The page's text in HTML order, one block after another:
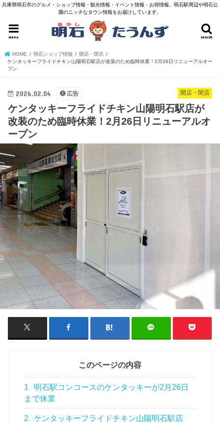
兵庫県明石市のグルメ・ショップ情報・観光情報・イベント情報・お得情報。明石駅周辺や明石公
園のニッチなタウン情報をお届けしています。
search
menu
HOME 明石ショップ情報
開店・閉店
ケンタッキーフライドチキン山陽明石駅店が改装のため臨時休業！2月26日リニューアルオー
プン
開店・閉店
2026.02.04 広告
ケンタッキーフライドチキン山陽明石駅店が
改装のため臨時休業！2月26日リニューアルオ
ープン
このページの内容
1
明石駅コンコースのケンタッキーが2月26日
まで休業
2 ケンタッキーフライドチキン山陽明石駅店